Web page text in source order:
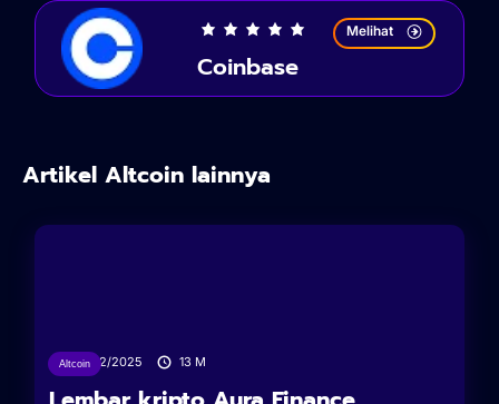
Coinbase
Melihat
Artikel Altcoin lainnya
Altcoin10/02/2025 13 M